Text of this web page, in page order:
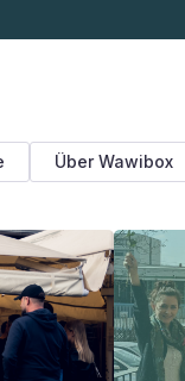
Über Wawibox